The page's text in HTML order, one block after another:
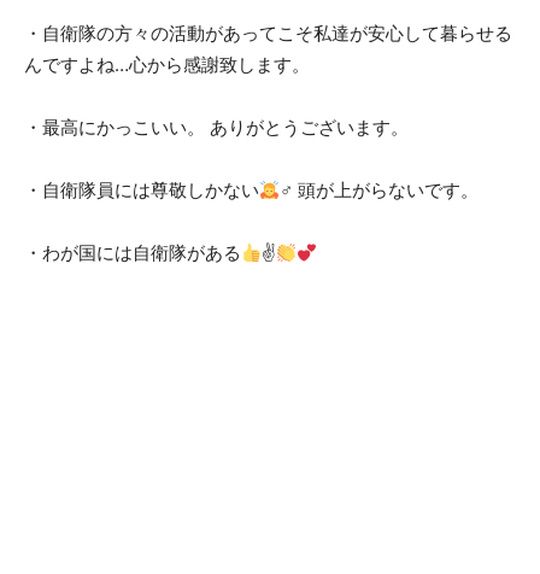
・自衛隊の方々の活動があってこそ私達が安心して暮らせる
んですよね…心から感謝致します。
・最高にかっこいい。 ありがとうございます。
・自衛隊員には尊敬しかない ‍♂ 頭が上がらないです。
・わが国には自衛隊がある ✌